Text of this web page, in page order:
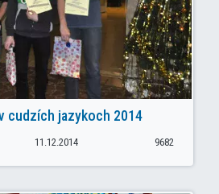
cudzích jazykoch 2014
11.12.2014 9682